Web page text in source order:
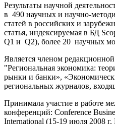
Результаты научной
в 490 научных и научно-
статей в российских и
статья, индексируемая в БД
Q1 и Q2), более 20 научных
Является членом
"Региональная экономика:
рынки и банки»,
региональных журналов,
Принимала участие в работе
конференций: Conference
International (15-19 июля 2008